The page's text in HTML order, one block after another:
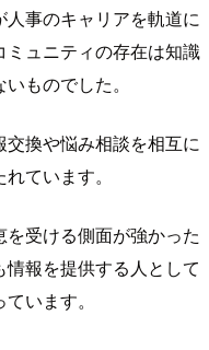
事のキャリアを軌道に
ュニティの存在は知識
ものでした。
換や悩み相談を相互に
ています。
受ける側面が強かった
報を提供する人として
います。